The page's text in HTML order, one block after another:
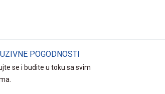
POGODNOSTI
se i budite u toku sa svim